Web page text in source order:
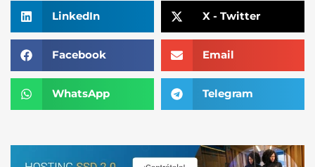
LinkedIn X - Twitter
Facebook Email
WhatsApp Telegram